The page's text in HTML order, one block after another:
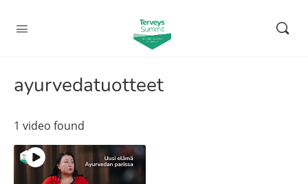
ayurvedatuotteet
1 video found